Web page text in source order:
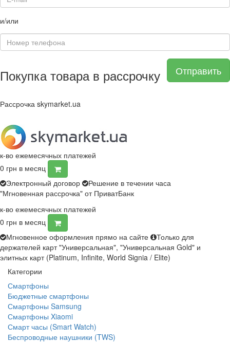
и/или
Отправить
Покупка товара в рассрочку
Рассрочка skymarket.ua
к-во ежемесячных платежей
0 грн в месяц
Электронный договор
Решение в течении часа
"Мгновенная рассрочка" от ПриватБанк
к-во ежемесячных платежей
0 грн в месяц
Мгновенное оформления прямо на сайте
Только для
держателей карт "Универсальная", "Универсальная Gold" и
элитных карт (Platinum, Infinite, World Signia / Elite)
Категории
Смартфоны
Бюджетные смартфоны
Смартфоны Samsung
Смартфоны Xiaomi
Смарт часы (Smart Watch)
Беспроводные наушники (TWS)